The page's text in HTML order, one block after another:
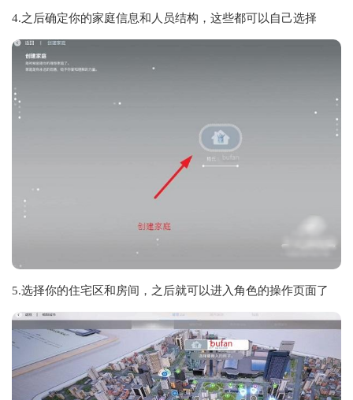
4.之后确定你的家庭信息和人员结构，这些都可以自己选择
5.选择你的住宅区和房间，之后就可以进入角色的操作页面了